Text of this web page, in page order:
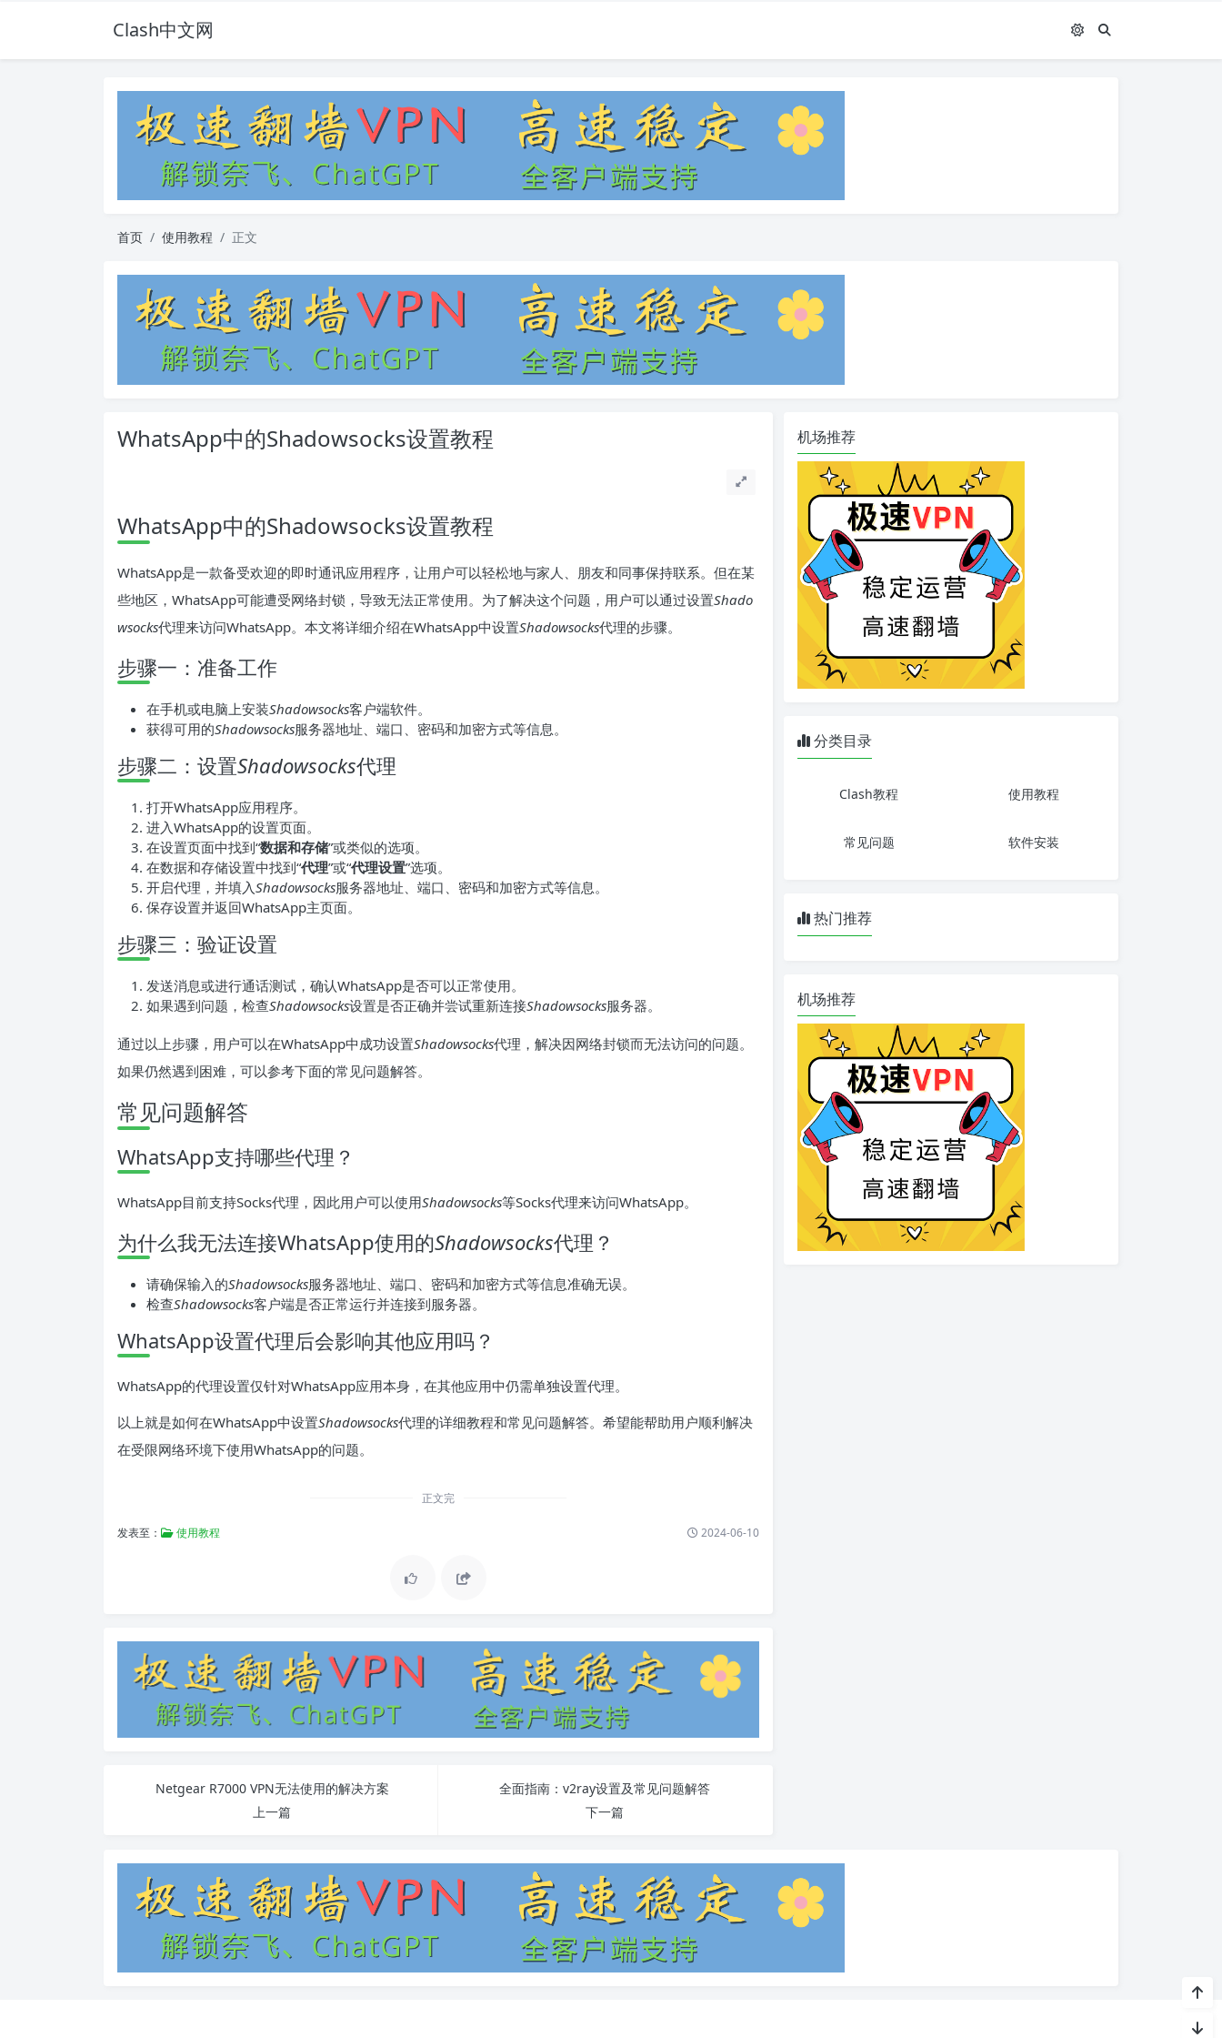
Clash中文网
首页 使用教程 正文
WhatsApp中的Shadowsocks设置教程
WhatsApp中的Shadowsocks设置教程
WhatsApp是一款备受欢迎的即时通讯应用程序，让用户可以轻松地与家人、朋友和同事保持联系。但在某
些地区，WhatsApp可能遭受网络封锁，导致无法正常使用。为了解决这个问题，用户可以通过设置Shado
wsocks代理来访问WhatsApp。本文将详细介绍在WhatsApp中设置Shadowsocks代理的步骤。
步骤一：准备工作
在手机或电脑上安装Shadowsocks客户端软件。
获得可用的Shadowsocks服务器地址、端口、密码和加密方式等信息。
步骤二：设置Shadowsocks代理
打开WhatsApp应用程序。
进入WhatsApp的设置页面。
在设置页面中找到“数据和存储”或类似的选项。
在数据和存储设置中找到“代理”或“代理设置”选项。
开启代理，并填入Shadowsocks服务器地址、端口、密码和加密方式等信息。
保存设置并返回WhatsApp主页面。
步骤三：验证设置
发送消息或进行通话测试，确认WhatsApp是否可以正常使用。
如果遇到问题，检查Shadowsocks设置是否正确并尝试重新连接Shadowsocks服务器。
通过以上步骤，用户可以在WhatsApp中成功设置Shadowsocks代理，解决因网络封锁而无法访问的问题。
如果仍然遇到困难，可以参考下面的常见问题解答。
常见问题解答
WhatsApp支持哪些代理？
WhatsApp目前支持Socks代理，因此用户可以使用Shadowsocks等Socks代理来访问WhatsApp。
为什么我无法连接WhatsApp使用的Shadowsocks代理？
请确保输入的Shadowsocks服务器地址、端口、密码和加密方式等信息准确无误。
检查Shadowsocks客户端是否正常运行并连接到服务器。
WhatsApp设置代理后会影响其他应用吗？
WhatsApp的代理设置仅针对WhatsApp应用本身，在其他应用中仍需单独设置代理。
以上就是如何在WhatsApp中设置Shadowsocks代理的详细教程和常见问题解答。希望能帮助用户顺利解决
在受限网络环境下使用WhatsApp的问题。
正文完
发表至： 使用教程 2024-06-10
Netgear R7000 VPN无法使用的解决方案
上一篇
全面指南：v2ray设置及常见问题解答
下一篇
机场推荐
分类目录
Clash教程 使用教程
常见问题 软件安装
热门推荐
机场推荐